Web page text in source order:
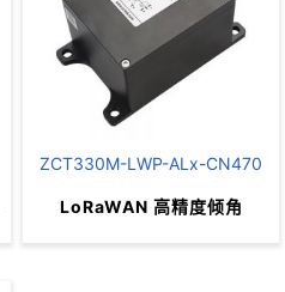
ZCT330M-LWP-ALx-CN470
LoRaWAN 高精度倾角
性能稳定、可靠